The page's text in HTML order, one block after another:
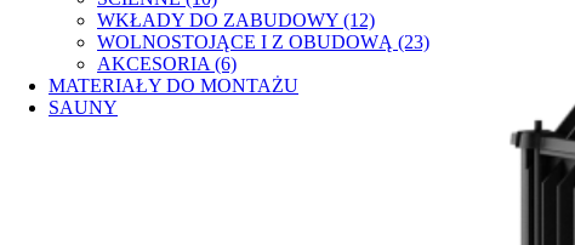
WKŁADY DO ZABUDOWY (12)
WOLNOSTOJĄCE I Z OBUDOWĄ (23)
AKCESORIA (6)
MATERIAŁY DO MONTAŻU
SAUNY